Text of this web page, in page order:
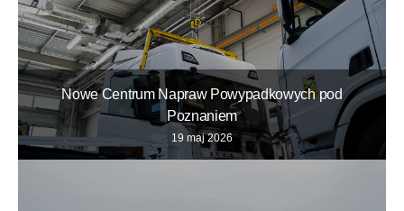
Nowe Centrum Napraw Powypadkowych pod
Poznaniem
19 maj 2026